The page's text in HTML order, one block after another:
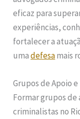
eficaz para
experiências,
fortalecer a
umadefesamais
Grupos de Apoio
Formar grupos
criminalistas no